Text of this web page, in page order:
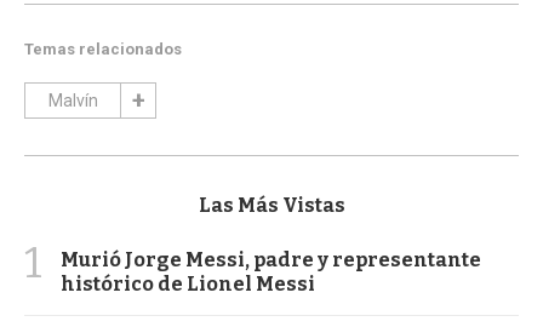
Temas relacionados
Malvín
Las Más Vistas
1
Murió Jorge Messi, padre y representante
histórico de Lionel Messi